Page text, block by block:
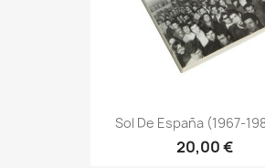
Sol De España (1967-
20,00 €